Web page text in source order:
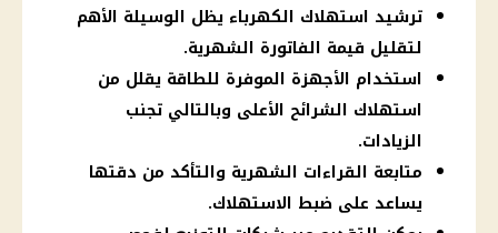
ترشيد استهلاك الكهرباء يظل الوسيلة الأهم
لتقليل قيمة الفاتورة الشهرية.
استخدام الأجهزة الموفرة للطاقة يقلل من
استهلاك الشرائح الأعلى وبالتالي تجنب
الزيادات.
متابعة القراءات الشهرية والتأكد من دقتها
يساعد على ضبط الاستهلاك.